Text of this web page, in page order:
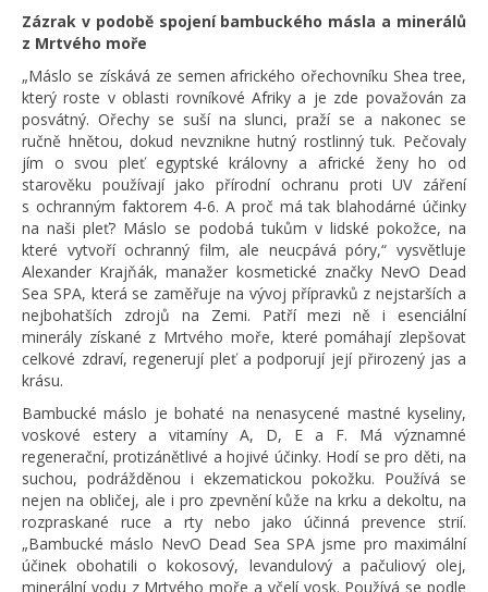
Zázrak v podobě spojení bambuckého másla a minerálů
z Mrtvého moře
„Máslo se získává ze semen afrického ořechovníku Shea tree,
který roste v oblasti rovníkové Afriky a je zde považován za
posvátný. Ořechy se suší na slunci, praží se a nakonec se
ručně hnětou, dokud nevznikne hutný rostlinný tuk. Pečovaly
jím o svou pleť egyptské královny a africké ženy ho od
starověku používají jako přírodní ochranu proti UV záření
s ochranným faktorem 4-6. A proč má tak blahodárné účinky
na naši pleť? Máslo se podobá tukům v lidské pokožce, na
které vytvoří ochranný film, ale neucpává póry,“ vysvětluje
Alexander Krajňák, manažer kosmetické značky NevO Dead
Sea SPA, která se zaměřuje na vývoj přípravků z nejstarších a
nejbohatších zdrojů na Zemi. Patří mezi ně i esenciální
minerály získané z Mrtvého moře, které pomáhají zlepšovat
celkové zdraví, regenerují pleť a podporují její přirozený jas a
krásu.
Bambucké máslo je bohaté na nenasycené mastné kyseliny,
voskové estery a vitamíny A, D, E a F. Má významné
regenerační, protizánětlivé a hojivé účinky. Hodí se pro děti, na
suchou, podrážděnou i ekzematickou pokožku. Používá se
nejen na obličej, ale i pro zpevnění kůže na krku a dekoltu, na
rozpraskané ruce a rty nebo jako účinná prevence strií.
„Bambucké máslo NevO Dead Sea SPA jsme pro maximální
účinek obohatili o kokosový, levandulový a pačuliový olej,
minerální vodu z Mrtvého moře a včelí vosk. Používá se podle